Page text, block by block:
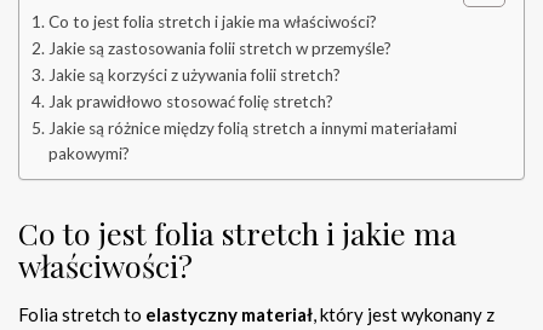
Co to jest folia stretch i jakie ma właściwości?
Jakie są zastosowania folii stretch w przemyśle?
Jakie są korzyści z używania folii stretch?
Jak prawidłowo stosować folię stretch?
Jakie są różnice między folią stretch a innymi materiałami
pakowymi?
Co to jest folia stretch i jakie ma
właściwości?
Folia stretch to elastyczny materiał, który jest wykonany z